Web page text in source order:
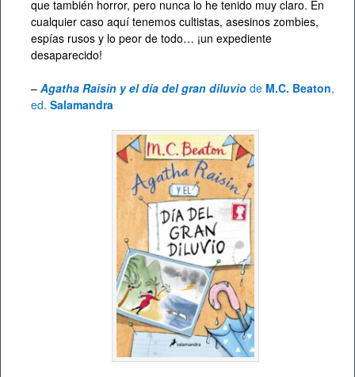
que también horror, pero nunca lo he tenido muy claro. En
cualquier caso aquí tenemos cultistas, asesinos zombies,
espías rusos y lo peor de todo… ¡un expediente
desaparecido!
– Agatha Raisin y el día del gran diluvio de M.C. Beaton,
ed. Salamandra